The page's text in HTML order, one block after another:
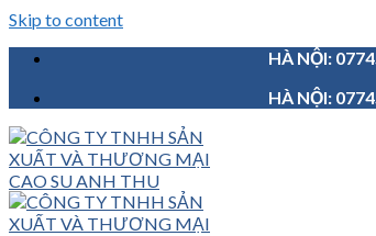
Skip to content
HÀ NỘI:
HÀ NỘI: